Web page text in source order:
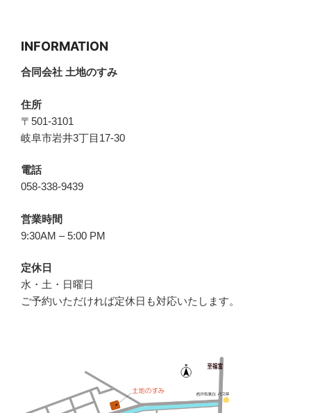
INFORMATION
合同会社 土地のすみ
住所
〒501-3101
岐阜市岩井3丁目17-30
電話
058-338-9439
営業時間
9:30AM – 5:00 PM
定休日
水・土・日曜日
ご予約いただければ定休日も対応いたします。